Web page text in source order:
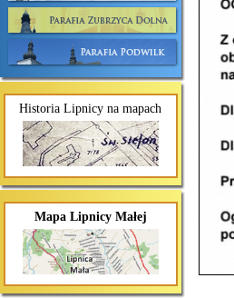
Historia Lipnicy na mapach
Mapa Lipnicy Małej